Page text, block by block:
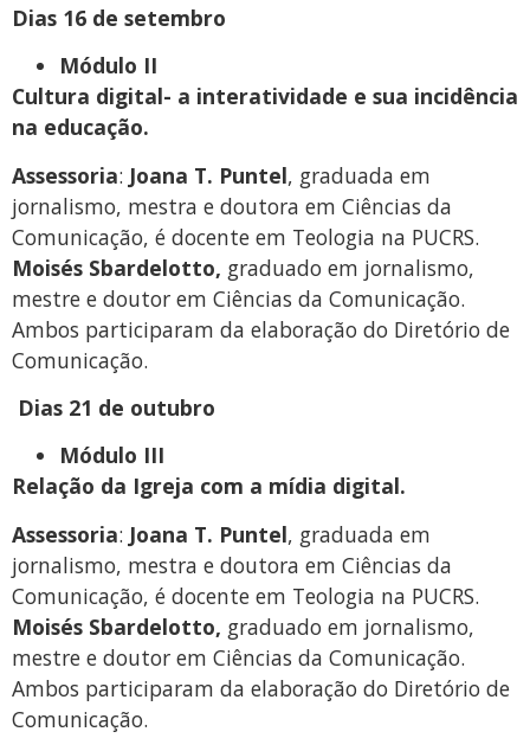
Dias 16 de setembro
Módulo II
Cultura digital- a interatividade e sua incidência
na educação.
Assessoria: Joana T. Puntel, graduada em
jornalismo, mestra e doutora em Ciências da
Comunicação, é docente em Teologia na PUCRS.
Moisés Sbardelotto, graduado em jornalismo,
mestre e doutor em Ciências da Comunicação.
Ambos participaram da elaboração do Diretório de
Comunicação.
Dias 21 de outubro
Módulo III
Relação da Igreja com a mídia digital.
Assessoria: Joana T. Puntel, graduada em
jornalismo, mestra e doutora em Ciências da
Comunicação, é docente em Teologia na PUCRS.
Moisés Sbardelotto, graduado em jornalismo,
mestre e doutor em Ciências da Comunicação.
Ambos participaram da elaboração do Diretório de
Comunicação.